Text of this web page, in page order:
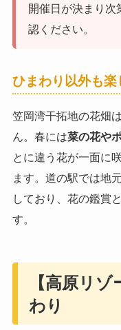
開催日が決まり
認ください。
ひまわり以外も
笠岡湾干拓地の花畑
ん。春には菜の花や
とに違う花が一面に
ます。道の駅では地
しており、花の鑑賞
す。
【高原リ
わり